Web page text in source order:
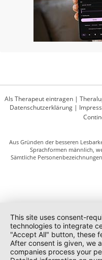
Als Therapeut eintragen |
Datenschutzerklärung|
Aus Gründen der besseren
Sprachformen männlich,
Sämtliche
This site uses consent-
technologies to integrate
"Accept All" button, these
After consent is given, we
companies process your